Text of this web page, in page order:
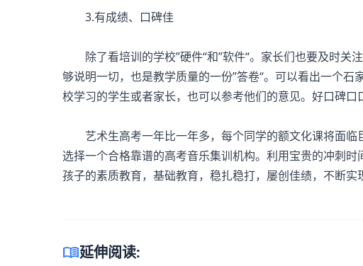
3.有成绩、口碑佳
除了看培训的学校”硬件“和”软件“。家长们也要及时关
够说明一切，也是教学质量的一份”答卷“。可以看出一个
校学习的学生或者家长，也可以参考他们的意见。好口碑口
艺术生高考一年比一年多，每个同学的额文化课将面临
选择一个合格靠谱的高考音乐集训机构。利用宝贵的冲刺
孩子的素质教育，基础教育，稳扎稳打，屡创佳绩，不断实
menu_book延伸阅读: